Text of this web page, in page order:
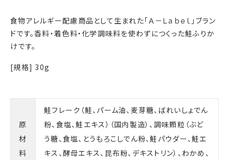
食物アレルギー配慮商品として生まれた「Ａ－Ｌａｂｅｌ」ブラン
ドです。香料・着色料・化学調味料を使わずにつくった鮭ふりか
けです。
[規格] 30g
原
材
料
鮭フレーク（鮭、パーム油、麦芽糖、ばれいしょでん
粉、食塩、鮭エキス）（国内製造）、調味顆粒（ぶど
う糖、食塩、とうもろこしでん粉、鮭パウダー、鮭エ
キス、酵母エキス、昆布粉、デキストリン）、わかめ、